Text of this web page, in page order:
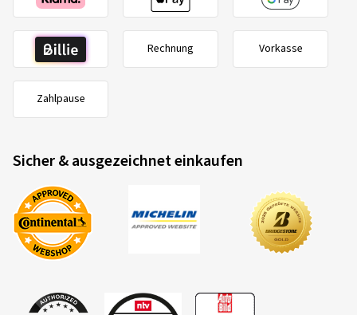
Rechnung Vorkasse
Zahlpause
Sicher & ausgezeichnet einkaufen